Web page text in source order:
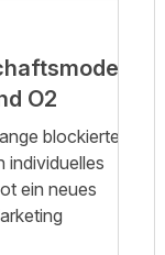
O2
blockierten
individuelles
ein neues